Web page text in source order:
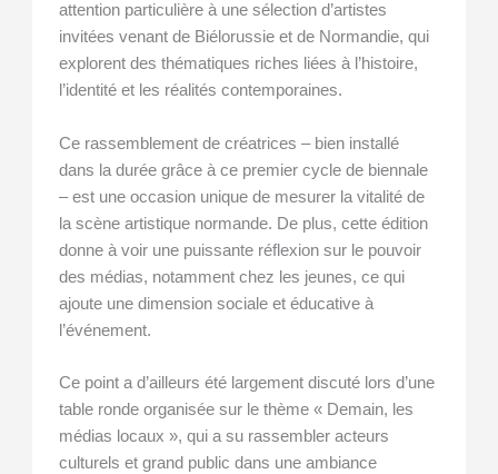
attention particulière à une sélection d’artistes
invitées venant de Biélorussie et de Normandie, qui
explorent des thématiques riches liées à l’histoire,
l’identité et les réalités contemporaines.
Ce rassemblement de créatrices – bien installé
dans la durée grâce à ce premier cycle de biennale
– est une occasion unique de mesurer la vitalité de
la scène artistique normande. De plus, cette édition
donne à voir une puissante réflexion sur le pouvoir
des médias, notamment chez les jeunes, ce qui
ajoute une dimension sociale et éducative à
l’événement.
Ce point a d’ailleurs été largement discuté lors d’une
table ronde organisée sur le thème « Demain, les
médias locaux », qui a su rassembler acteurs
culturels et grand public dans une ambiance